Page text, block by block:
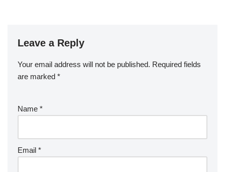
Leave a Reply
Your email address will not be published. Required fields
are marked *
Name *
Email *